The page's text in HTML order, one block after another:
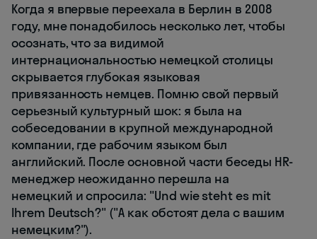
Когда я впервые переехала в Берлин в 2008
году, мне понадобилось несколько лет, чтобы
осознать, что за видимой
интернациональностью немецкой столицы
скрывается глубокая языковая
привязанность немцев. Помню свой первый
серьезный культурный шок: я была на
собеседовании в крупной международной
компании, где рабочим языком был
английский. После основной части беседы HR-
менеджер неожиданно перешла на
немецкий и спросила: "Und wie steht es mit
Ihrem Deutsch?" ("А как обстоят дела с вашим
немецким?").